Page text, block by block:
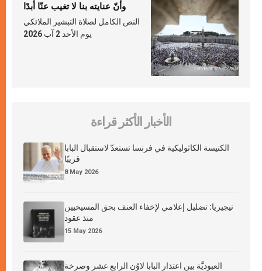
وأنّ عنايته بنا لا تغيب عنّا أبدًا
النص الكامل لصلاة التبشير الملائكي
يوم الأحد 2 آب 2026
الأخبار الأكثر قراءة
الكنيسة الكاثوليكية في فرنسا تستعدّ لاستقبال البابا
قريبًا
8 May 2026
نيجيريا: تضليل إعلامي لإخفاء العنف بحق المسيحيين
منذ عقود
15 May 2026
العبوديَّة بين اعتذار البابا لاوُن الرابع عشر وصرخة